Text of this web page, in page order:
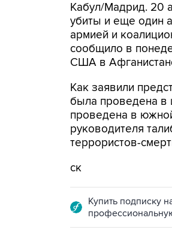
Кабул/Мадрид. 20
убиты и еще один
армией и
сообщило в
США в
Как заявили
была проведена в
проведена в
руководителя
террористов-
ск
Купить подписку